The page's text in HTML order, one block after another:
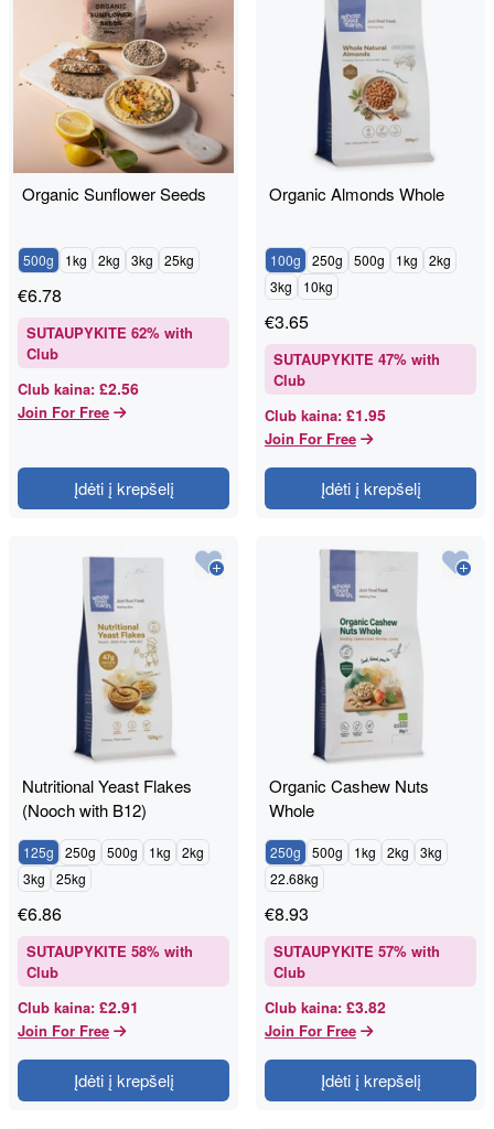
Organic Sunflower Seeds
500g 1kg 2kg 3kg 25kg
€6.78
SUTAUPYKITE 62% with
Club
Club kaina: £2.56
Join For Free
Įdėti į krepšelį
Organic Almonds Whole
100g 250g 500g 1kg
2kg
3kg
10kg
€3.65
SUTAUPYKITE 47% with
Club
Club kaina: £1.95
Join For Free
Įdėti į krepšelį
Nutritional Yeast Flakes
(Nooch with B12)
125g 250g 500g 1kg
2kg
3kg
25kg
€6.86
SUTAUPYKITE 58% with
Club
Club kaina: £2.91
Join For Free
Įdėti į krepšelį
Organic Cashew Nuts
Whole
250g 500g 1kg 2kg
3kg
22.68kg
€8.93
SUTAUPYKITE 57% with
Club
Club kaina: £3.82
Join For Free
Įdėti į krepšelį